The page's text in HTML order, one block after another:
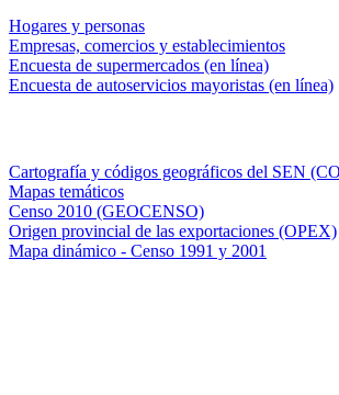
Hogares y personas
Empresas, comercios y establecimientos
Encuesta de supermercados (en línea)
Encuesta de autoservicios mayoristas (en línea)
Cartografía y códigos geográficos del SEN
Mapas temáticos
Censo 2010 (GEOCENSO)
Origen provincial de las exportaciones (OPEX)
Mapa dinámico - Censo 1991 y 2001